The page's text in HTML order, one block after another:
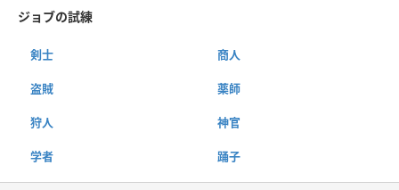
ジョブの試練
剣士 商人
盗賊 薬師
狩人 神官
学者 踊子